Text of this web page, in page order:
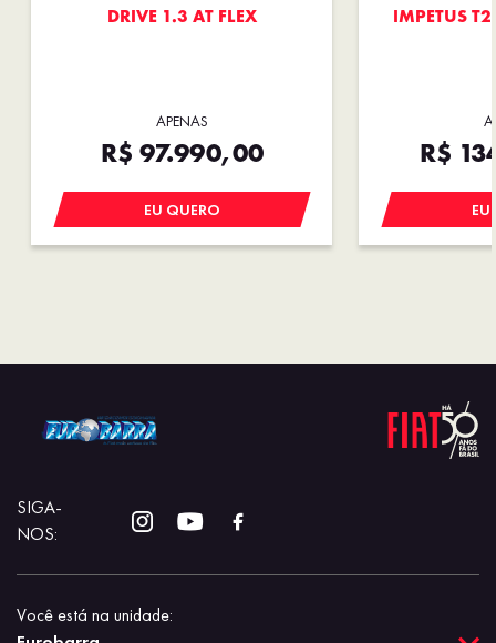
DRIVE 1.3 AT FLEX
APENAS
R$ 97.990,00
EU QUERO
IMPETUS
R$
EU
SIGA-
NOS:
Você está na unidade: